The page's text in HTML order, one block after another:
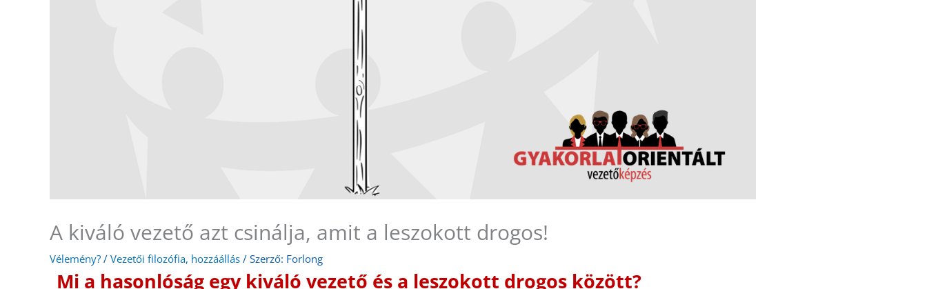
A kiváló vezető azt csinálja, amit a leszokott drogos!
Vélemény? / Vezetői filozófia, hozzáállás / Szerző: Forlong
Mi a hasonlóság egy kiváló vezető és a leszokott drogos között?